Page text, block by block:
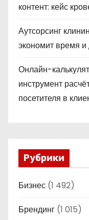
контент: кейс
Аутсорсинг
экономит время и
Онлайн-
инструмент
посетителя в
Рубрики
Бизнес (1 492)
Брендинг (1 015)